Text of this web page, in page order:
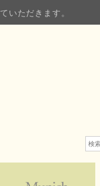
いただきます。